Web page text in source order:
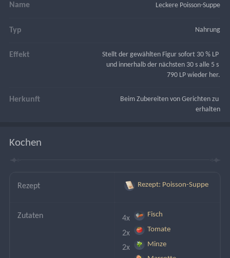
Name Leckere Poisson-Suppe
Typ Nahrung
Effekt
Stellt der gewählten Figur sofort 30 % LP
und innerhalb der nächsten 30 s alle 5 s
790 LP wieder her.
Herkunft
Beim Zubereiten von Gerichten zu
erhalten
Kochen
Rezept Rezept: Poisson-Suppe
Zutaten 4x Fisch
2x Tomate
2x Minze